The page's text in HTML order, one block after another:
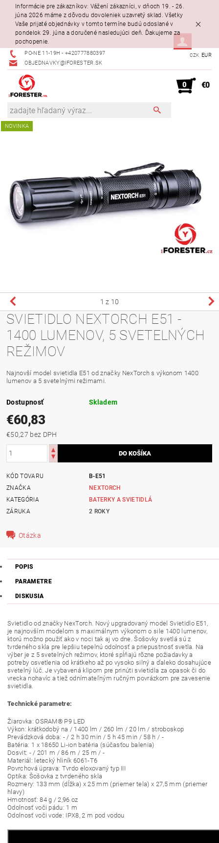
Informácie pre zákazníkov: Vážení zákazníci, v dňoch 19. - 26.
júna 2026 máme z dôvodu dovoleniek uzavretý sklad. Všetky
Vaše prijaté objednávky v tomto termíne budú odoslané v
pondelok 29. júna a doručené nasledujúci deň. Ďakujeme za
pochopenie.
PO-NE 11-19H - +420777880397
OBJEDNAVKY@IFORESTER.SK
CZK EUR
0 €0
NOVINKA
1 z 10
SVIETIDLO NEXTORCH E51 -
1400 LUMENOV, 5 SVETELNÝCH
REŽIMOV
Najnovší model svietidla E51 od značky NexTorch s výkonom 1400
lumenov a 5 svetelnými režimami.
Dostupnosť Skladem
€60,83
€50,27 bez DPH
KÓD TOVARU
B-E51
ZNAČKA
NEXTORCH
KATEGÓRIA
BATERKY A SVIETIDLÁ
ZÁRUKA
2 ROKY
Otázka
POPIS
PARAMETRE
DISKUSIA
Svietidlo od značky NexTorch. Nový upgradovaný model Svietidlo E51,
je najnovším modelom s maximálnym výkonom o sile 1400 lumenov,
ktorú možno použiť ako v noci tak aj vo dne. Šošovky svetlá sú z
tvrdeného skla pre lepšiu tepelnú odolnosť a priepustnosť svetla. Na
výber je z 5 svetelných režimov, ktoré spĺňajú rôzne požiadavky a
potreby osvetlenia od krátkeho až po vysoko silný a ďaleko dosahujúce
svetelný lúč. Je vybavená klipom pre prinúti svietidla za opasok či do
vrecka nohavíc a tiež odnímateľným ručným povrázkom pre zavesenie
svietidla.
Technické parametre:
Žiarovka: OSRAM® P9 LED
Výkon: krátkodobý na / 1400 lm / 260 lm / 20 lm / stroboskop
Prevádzková doba: - / 2 h 30 min / 5 h 45 min / 58 h / -
Batéria: 1 x 18650 Li-ion batéria (súčasťou balenia)
Dosvit: - / 201 m / 86 m / 25 m / -
Materiál: letecký hliník 6061-T6
Povrchová úprava: Tvrdo eloxovaný typ III
Optika: Šošovka z tvrdeného skla
Rozmery: 133 mm (dĺžka) x 25 mm (priemer tela) x 27,5 mm (priemer
hlavy)
Hmotnosť: 84 g / 2,96 oz
Odolnosť voči pádu: 1 m
Odolnosť voči vode: IPX8, 2 m pod vodou